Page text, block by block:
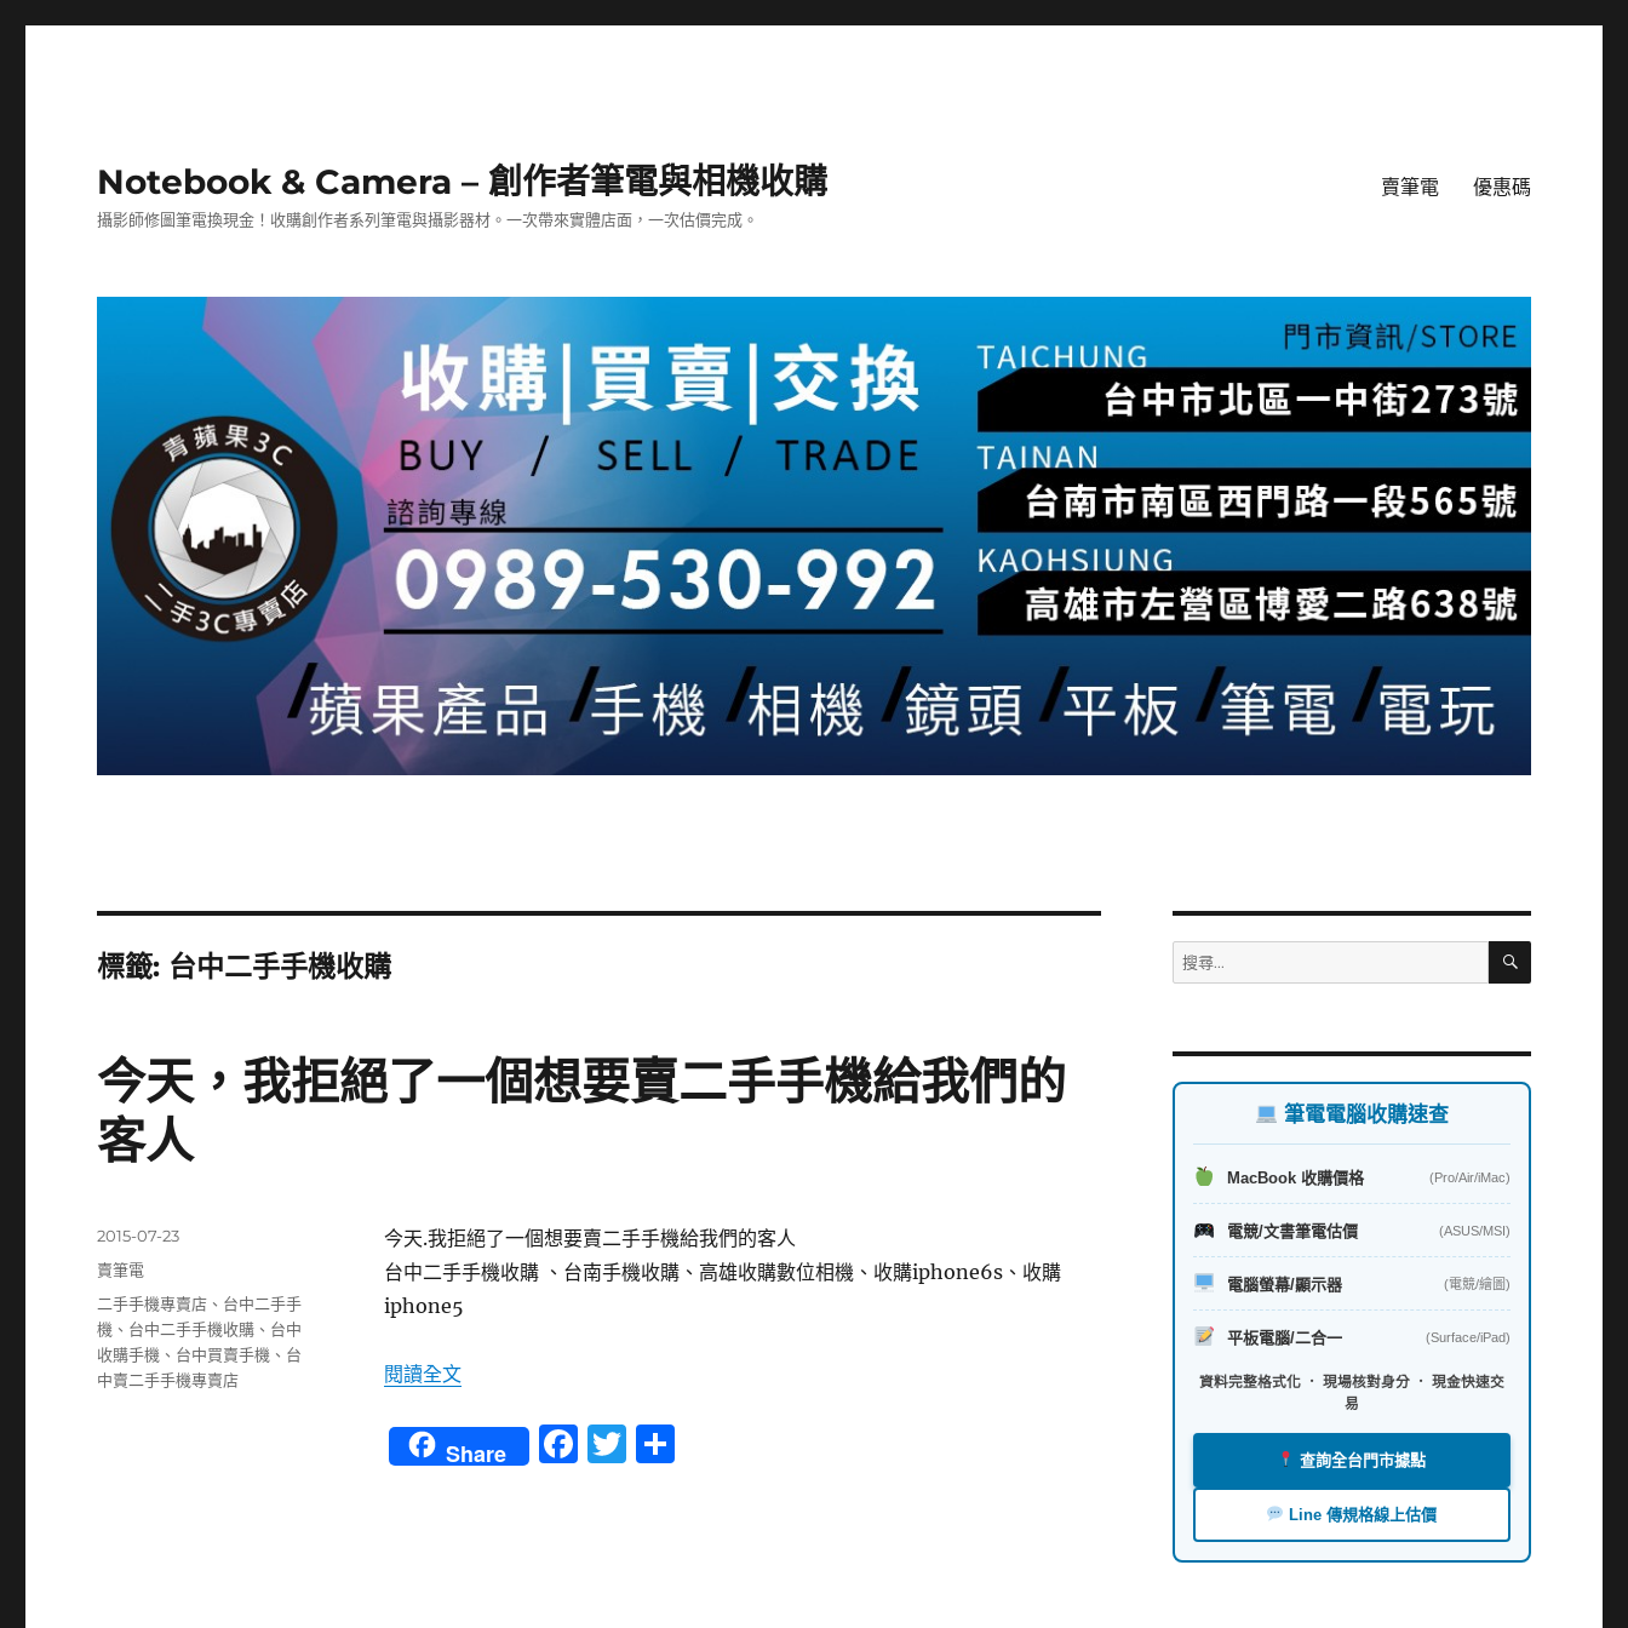
Notebook & Camera – 創作者筆電與相機收購
攝影師修圖筆電換現金！收購創作者系列筆電與攝影器材。一次帶來實體店面，一次估價完成。
賣筆電 優惠碼
標籤: 台中二手手機收購
今天，我拒絕了一個想要賣二手手機給我們的
客人
今天.我拒絕了一個想要賣二手手機給我們的客人
台中二手手機收購 、台南手機收購、高雄收購數位相機、收購iphone6s、收購
iphone5
閱讀全文〈今天，我拒絕了一個想要賣二手手機給我們的客人〉
Share
F T 分
發
佈
日
期:
2015-07-23
分
賣筆電
標
籤
二手手機專賣店 、 台中二手手
機 、 台中二手手機收購 、 台中
收購手機 、 台中買賣手機 、 台
中賣二手手機專賣店
搜
尋
字:
搜
筆電電腦收購速查
MacBook 收購價格 (Pro/Air/iMac)
電競/文書筆電估價 (ASUS/MSI)
電腦螢幕/顯示器 (電競/繪圖)
平板電腦/二合一 (Surface/iPad)
資料完整格式化 ． 現場核對身分 ． 現金快速交
易
查詢全台門市據點
Line 傳規格線上估價